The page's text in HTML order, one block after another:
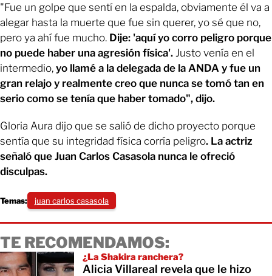
"Fue un golpe que sentí en la espalda, obviamente él va a
alegar hasta la muerte que fue sin querer, yo sé que no,
pero ya ahí fue mucho. Dije: 'aquí yo corro peligro porque
no puede haber una agresión física'. Justo venía en el
intermedio, yo llamé a la delegada de la ANDA y fue un
gran relajo y realmente creo que nunca se tomó tan en
serio como se tenía que haber tomado", dijo.
Gloria Aura dijo que se salió de dicho proyecto porque
sentía que su integridad física corría peligro. La actriz
señaló que Juan Carlos Casasola nunca le ofreció
disculpas.
Temas: juan carlos casasola
TE RECOMENDAMOS:
¿La Shakira ranchera?
Alicia Villareal revela que le hizo